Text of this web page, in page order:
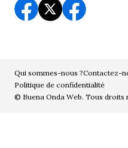
Qui sommes-nous ?Contactez-
Politique de confidentialité
© Buena Onda Web. Tous droits